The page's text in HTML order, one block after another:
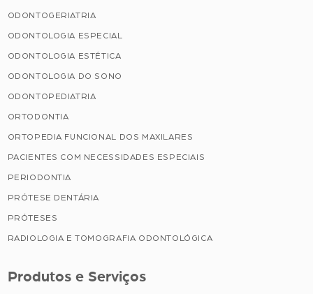
ODONTOGERIATRIA
ODONTOLOGIA ESPECIAL
ODONTOLOGIA ESTÉTICA
ODONTOLOGIA DO SONO
ODONTOPEDIATRIA
ORTODONTIA
ORTOPEDIA FUNCIONAL DOS MAXILARES
PACIENTES COM NECESSIDADES ESPECIAIS
PERIODONTIA
PRÓTESE DENTÁRIA
PRÓTESES
RADIOLOGIA E TOMOGRAFIA ODONTOLÓGICA
Produtos e Serviços